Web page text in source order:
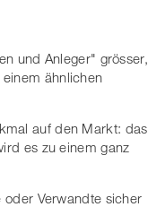
und Anleger" grösser,
ähnlichen
auf den Markt: das
es zu einem ganz
oder Verwandte sicher